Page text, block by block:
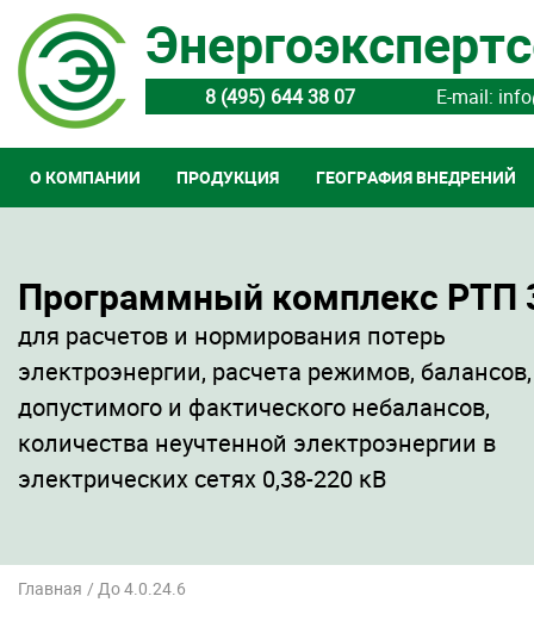
8 (495) 644 38 07 E-mail:
О КОМПАНИИ ПРОДУКЦИЯ ГЕОГРАФИЯ ВНЕДРЕНИЙ
Программный комплекс РТП
для расчетов и нормирования потерь
электроэнергии, расчета режимов, балансов,
допустимого и фактического небалансов,
количества неучтенной электроэнергии в
электрических сетях 0,38-220 кВ
Главная До 4.0.24.6